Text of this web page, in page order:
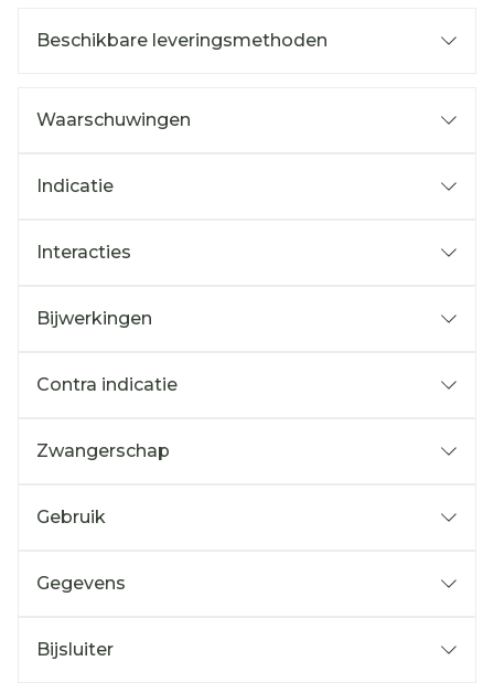
Beschikbare leveringsmethoden
Waarschuwingen
Indicatie
Interacties
Bijwerkingen
Contra indicatie
Zwangerschap
Gebruik
Gegevens
Bijsluiter